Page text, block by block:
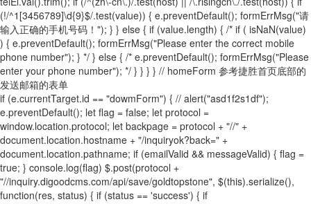
(!/^1[3456789]\d{9}$/.test(value)) { e.preventDefault(); formErrMsg("请
输入正确的手机号码！"); } } else { if (value.length) { /* if ( isNaN(value)
) { e.preventDefault(); formErrMsg("Please enter the correct mobile
phone number"); } */ } else { /* e.preventDefault(); formErrMsg("Please
enter your phone number"); */ } } } } // homeForm 参考捷胜首页底部的
发送邮箱的表单
if (e.currentTarget.id == "dowmForm") { // alert("asd1f2s1df");
e.preventDefault(); let flag = false; let protocol =
window.location.protocol; let backpage = protocol + "//" +
document.location.hostname + "/inquiryok?back=" +
document.location.pathname; if (emailValid && messageValid) { flag =
true; } console.log(flag) $.post(protocol +
"//inquiry.digoodcms.com/api/save/goldtopstone", $(this).serialize(),
function(res, status) { if (status == 'success') { if